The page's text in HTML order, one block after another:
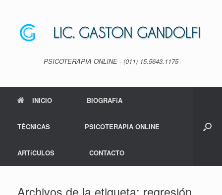
contenido
PSICOTERAPIA ONLINE - (011) 15.5643.1175
INICIO BIOGRAFíA
TÉCNICAS PSICOTERAPIA ONLINE
ARTíCULOS CONTACTO
Archivos de la etiqueta: regresión